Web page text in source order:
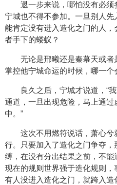
退一步来说，哪怕没有必须
宁城也不得不参加。一旦别人
能肯定没有进入造化之门的人
者手下的蝼蚁？
无论是邢曦还是秦幕天或
掌控他宁城命运的时候，哪一个
良久之后，宁城才说道，“
通道，一旦出现危险，马上通
中。”
这次不用燃符说话，萧心兮
行。只要加入了造化之门争夺
缚，在没有分出结果之前，不
现在的规则世界强于造化规则
有人没进入造化之门，就跨入造